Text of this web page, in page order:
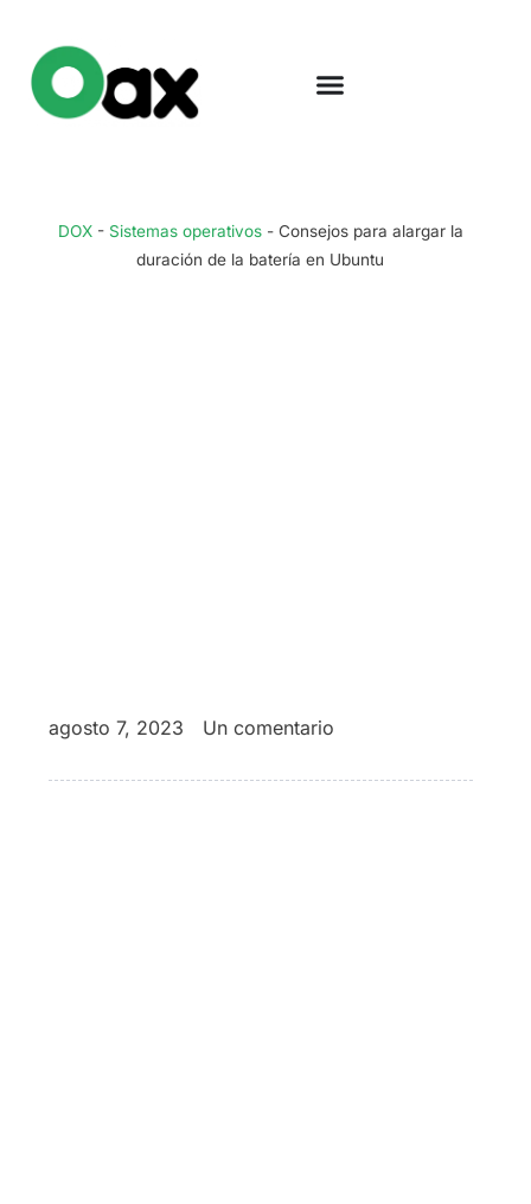
DOX- Sistemas operativos- Consejos para alargar la
duración de la batería en Ubuntu
agosto 7, 2023 Un comentario